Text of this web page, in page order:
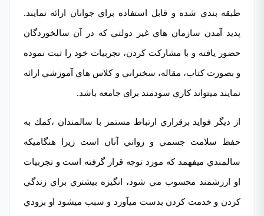
طبقه بندي شده و قابل استفاده براي جوانان ارائه نمایند.
پدید آمدن سازمان هاي غیر دولتي كه در آن سالخوردگان
حضور یافته و با مشاركت كردن، تجربیات خود را ثبت نموده
و بصورت كتاب، مقاله، سخنراني و كلاس هاي آموزشي ارائه
نمایند میتواند كاري سودمند براي جامعه باشد.
از دیگر فواید برقراري ارتباط مستمر با سالمندان ،كمك به
حفظ سلامت جسمي و رواني آنان است زیرا هنگامیكه
سالمندي میفھمد که مورد توجه قرار گرفته است و تجربیات
او ارزشمند محسوب مي شود، انگیزه بیشتري براي زندگي
كردن و خدمت كردن بدست میآورد و سبب میشود او بزودي